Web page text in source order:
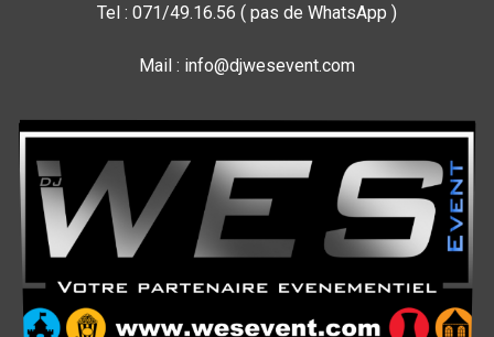
Tel : 071/49.16.56 ( pas de WhatsApp )
Mail : info@djwesevent.com